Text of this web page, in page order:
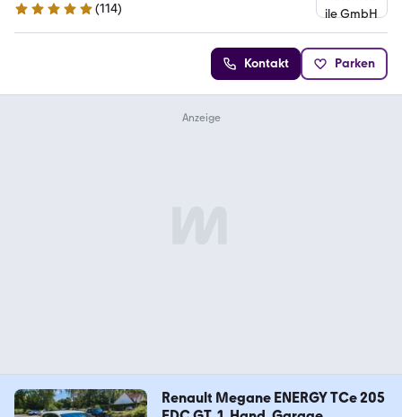
4.9 Sterne
(114)
Kontakt Parken
Renault Megane ENERGY TCe 205